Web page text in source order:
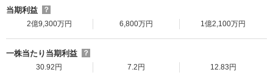
当期利益
？
2億9,300万円
6,800万円 1億2,100万円
一株当たり当期利益
？
30.92円
7.2円 12.83円